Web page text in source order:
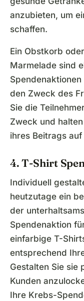
anzubieten, um
schaffen.
Ein Obstkorb
Marmelade sind
den Zweck des
Sie die
Zweck und
ihres Beitrags
4. T-Shirt
Individuell
heutzutage ein
der
Spendenaktion
einfarbige T-
entsprechend
Gestalten Sie sie
Kunden
Ihre Krebs-